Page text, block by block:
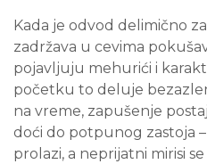
Kada je odvod delimično
zadržava u cevima
pojavljuju mehurići i
početku to deluje
na vreme, zapušenje
doći do potpunog zastoja
prolazi, a neprijatni mirisi